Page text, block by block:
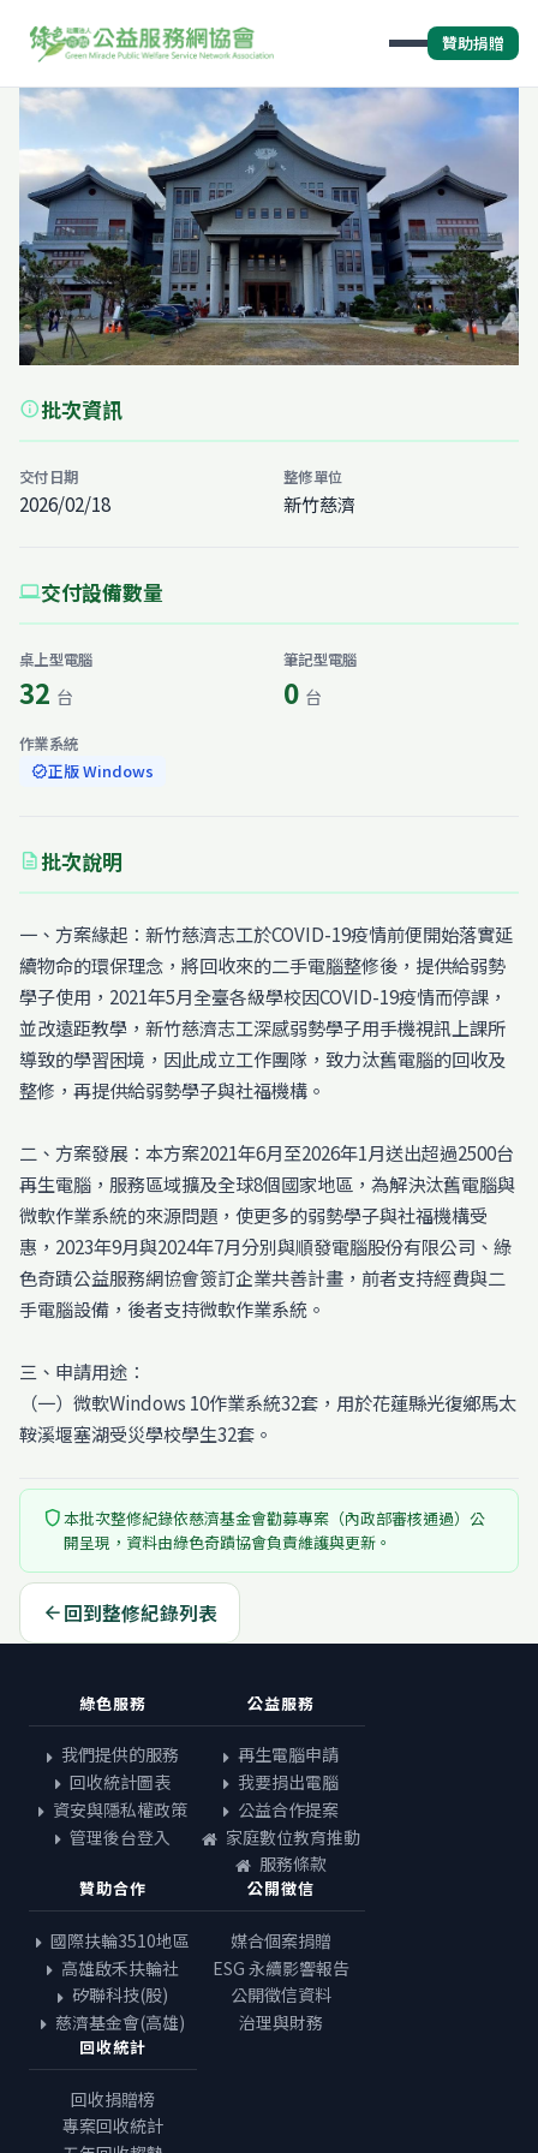
贊助捐贈
info批次資訊
交付日期
2026/02/18
整修單位
新竹慈濟
computer交付設備數量
桌上型電腦
32 台
筆記型電腦
0 台
作業系統
verified正版 Windows
description批次說明
一、方案緣起：新竹慈濟志工於COVID-19疫情前便開始落實延
續物命的環保理念，將回收來的二手電腦整修後，提供給弱勢
學子使用，2021年5月全臺各級學校因COVID-19疫情而停課，
並改遠距教學，新竹慈濟志工深感弱勢學子用手機視訊上課所
導致的學習困境，因此成立工作團隊，致力汰舊電腦的回收及
整修，再提供給弱勢學子與社福機構。
二、方案發展：本方案2021年6月至2026年1月送出超過2500台
再生電腦，服務區域擴及全球8個國家地區，為解決汰舊電腦與
微軟作業系統的來源問題，使更多的弱勢學子與社福機構受
惠，2023年9月與2024年7月分別與順發電腦股份有限公司、綠
色奇蹟公益服務網協會簽訂企業共善計畫，前者支持經費與二
手電腦設備，後者支持微軟作業系統。
三、申請用途：
（一）微軟Windows 10作業系統32套，用於花蓮縣光復鄉馬太
鞍溪堰塞湖受災學校學生32套。
shield本批次整修紀錄依慈濟基金會勸募專案（內政部審核通過）公
開呈現，資料由綠色奇蹟協會負責維護與更新。
arrow_back 回到整修紀錄列表
綠色服務
我們提供的服務
回收統計圖表
資安與隱私權政策
管理後台登入
公益服務
再生電腦申請
我要捐出電腦
公益合作提案
家庭數位教育推動
服務條款
贊助合作
國際扶輪3510地區
高雄啟禾扶輪社
矽聯科技(股)
慈濟基金會(高雄)
公開徵信
媒合個案捐贈
ESG 永續影響報告
公開徵信資料
治理與財務
回收統計
回收捐贈榜
專案回收統計